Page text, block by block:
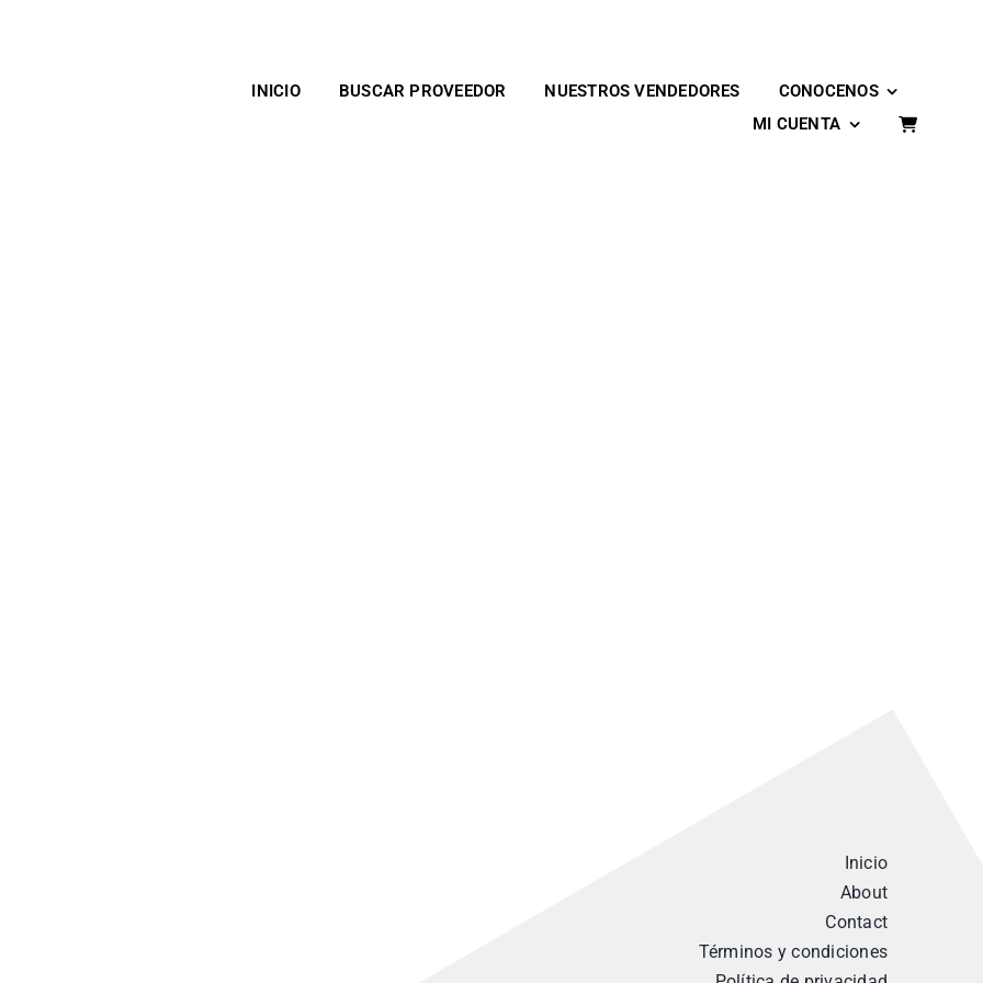
INICIO
BUSCAR PROVEEDOR NUESTROS VENDEDORES
CONOCENOS
MI CUENTA
Inicio
About
Contact
Términos y condiciones